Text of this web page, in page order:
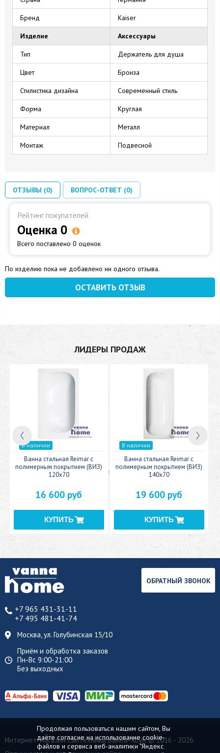
Бренд Kaiser
Изделие Аксессуары
Тип Держатель для душа
Цвет Бронза
Стилистика дизайна Современный стиль
Форма Круглая
Материал Металл
Монтаж Подвесной
ОТЗЫВЫ (0) ВОПРОС-ОТВЕТ (0)
Рейтинг покупателей
Оценка 0
Всего поставлено 0 оценок
По изделию пока не добавлено ни одного отзыва.
ОСТАВИТЬ ОТЗЫВ
ЛИДЕРЫ ПРОДАЖ
В наличии
Ванна стальная Reimar с
полимерным покрытием (ВИЗ)
120x70
16 600 руб
В наличии
Ванна стальная Reimar с
полимерным покрытием (ВИЗ)
140x70
19 600 руб
+7 965 431-31-11
+7 495 481-41-74
Москва, ул. Голубинская 15/10
Приём и обработка заказов
Пн-Вс 9:00-21:00
Без выходных
ОБРАТНЫЙ ЗВОНОК
Интернет-магазин сантехники Ванна-Хоум© 2016 - 2026
Продолжая пользоваться нашим сайтом, Вы
даёте согласие на использование cookie-
файлов и сервиса веб-аналитики "Яндекс